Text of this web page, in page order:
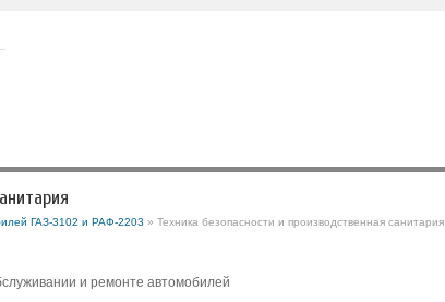
ГАЗ-3102 и РАФ-2203 » Техника безопасности и производственная санитария
и ремонте автомобилей